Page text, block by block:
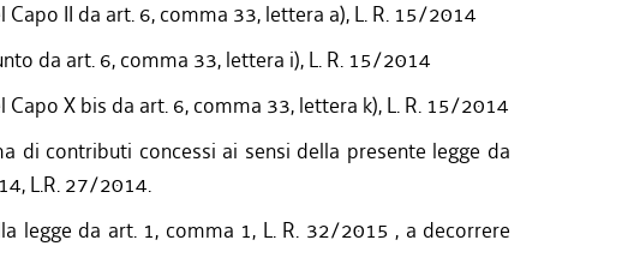
II da art. 6, comma 33, lettera a), L. R. 15/2014
da art. 6, comma 33, lettera i), L. R. 15/2014
X bis da art. 6, comma 33, lettera k), L. R. 15/2014
di contributi concessi ai sensi della presente legge da
L.R. 27/2014.
legge da art. 1, comma 1, L. R. 32/2015 , a decorrere